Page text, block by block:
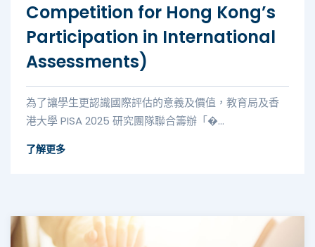
Competition for Hong Kong’s
Participation in International
Assessments)
為了讓學生更認識國際評估的意義及價值，教育局及香
港大學 PISA 2025 研究團隊聯合籌辦「�...
了解更多